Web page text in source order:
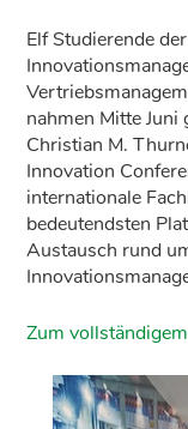
Elf Studierende
nahmen Mitte
Christian M.
Innovation
internationale
bedeutendsten
Austausch rund
Zum